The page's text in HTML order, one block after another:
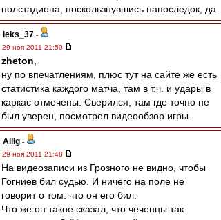
полстадиона, поскользнувшись напоследок, да
leks_37 -
29 ноя 2011 21:50
zheton
ну по впечатлениям, плюс тут на сайте же есть
статистика каждого матча, там в т.ч. и удары в
каркас отмечены. Сверился, там где точно не
был уверен, посмотрел видеообзор игры.
Allig -
29 ноя 2011 21:48
На видеозаписи из Грозного не видно, чтобы
Гогниев бил судью. И ничего на поле не
говорит о том. что он его бил.
Что же он такое сказал, что чеченцы так